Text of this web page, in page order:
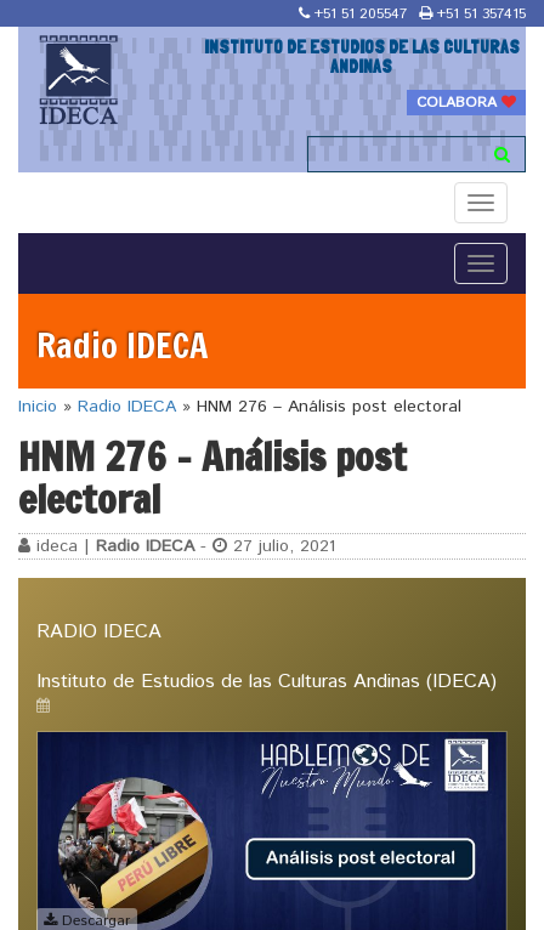
+51 51 205547 +51 51 357415
INSTITUTO DE ESTUDIOS DE LAS CULTURAS
ANDINAS
COLABORA
Toggle
Toggle
Radio IDECA
Inicio » Radio IDECA » HNM 276 – Análisis post electoral
HNM 276 – Análisis post
electoral
ideca | Radio IDECA- 27 julio, 2021
RADIO IDECA
Instituto de Estudios de las Culturas Andinas (IDECA)
Descargar